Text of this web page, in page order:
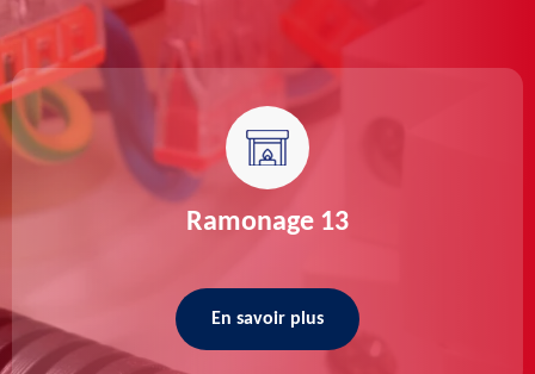
Ramonage 13
En savoir plus